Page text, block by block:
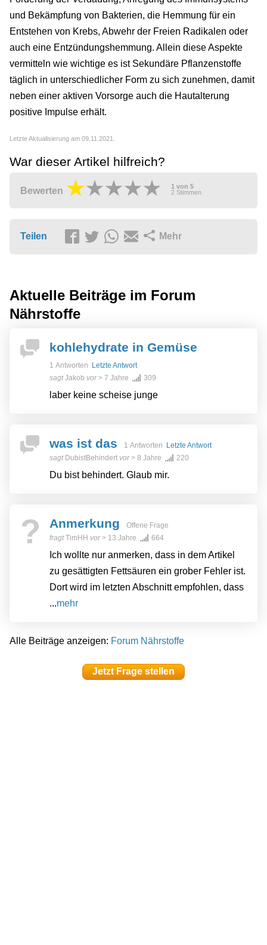
und Bekämpfung von Bakterien, die Hemmung für ein
Entstehen von Krebs, Abwehr der Freien Radikalen oder
auch eine Entzündungshemmung. Allein diese Aspekte
vermitteln wie wichtige es ist Sekundäre Pflanzenstoffe
täglich in unterschiedlicher Form zu sich zunehmen, damit
neben einer aktiven Vorsorge auch die Hautalterung
positive Impulse erhält.
Letzte Aktualisierung am 09.11.2021.
War dieser Artikel hilfreich?
Bewerten 1 von 5
2 Stimmen
Teilen Mehr
Aktuelle Beiträge im Forum
Nährstoffe
kohlehydrate in Gemüse
1 Antworten
Letzte Antwort
sagtJakob vor> 7 Jahre 309
laber keine scheise junge
was ist das 1 Antworten
Letzte Antwort
sagt DubistBehindert vor> 8 Jahre 220
Du bist behindert. Glaub mir.
? Anmerkung
Offene Frage
fragtTimHH vor> 13 Jahre 664
Ich wollte nur anmerken, dass in dem Artikel
zu gesättigten Fettsäuren ein grober Fehler ist.
Dort wird im letzten Abschnitt empfohlen, dass
...mehr
Alle Beiträge anzeigen: Forum Nährstoffe
Jetzt Frage stellen